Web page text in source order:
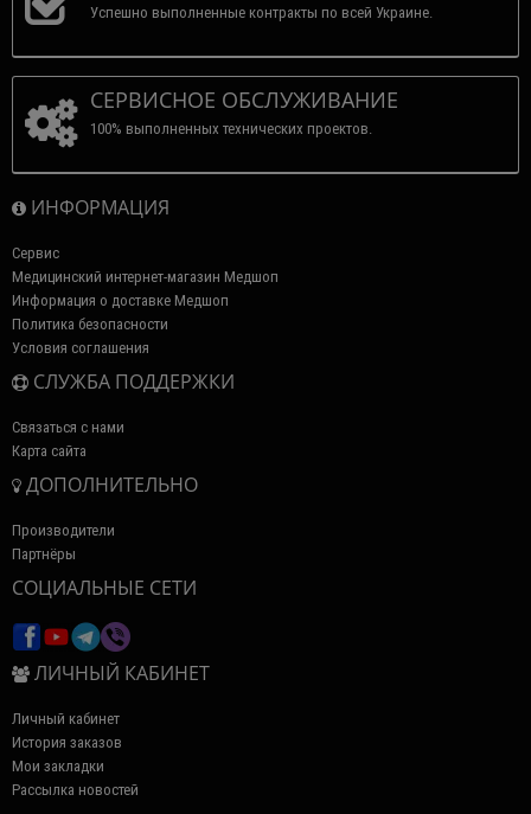
Успешно выполненные контракты по всей Украине.
СЕРВИСНОЕ ОБСЛУЖИВАНИЕ
100% выполненных технических проектов.
ИНФОРМАЦИЯ
Сервис
Медицинский интернет-магазин Медшоп
Информация о доставке Медшоп
Политика безопасности
Условия соглашения
СЛУЖБА ПОДДЕРЖКИ
Связаться с нами
Карта сайта
ДОПОЛНИТЕЛЬНО
Производители
Партнёры
СОЦИАЛЬНЫЕ СЕТИ
ЛИЧНЫЙ КАБИНЕТ
Личный кабинет
История заказов
Мои закладки
Рассылка новостей